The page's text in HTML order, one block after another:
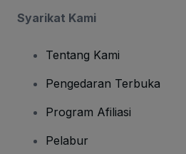
Syarikat Kami
Tentang Kami
Pengedaran Terbuka
Program Afiliasi
Pelabur